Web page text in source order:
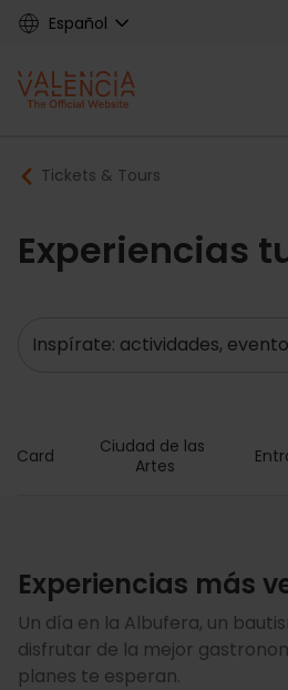
Skip
content
Español
Main
navigation
Breadcrumb
Tickets & Tours
Experiencias
Buscar
Card
Ciudad de las
Artes
Experiencias más
Un día en la Albufera, un
disfrutar de la mejor
planes te esperan.